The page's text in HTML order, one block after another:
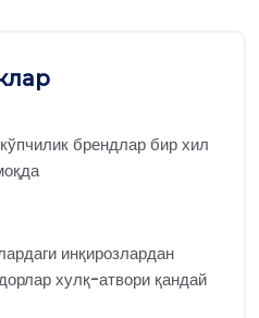
брендлар бир хил
инқирозлардан
хулқ-атвори қандай